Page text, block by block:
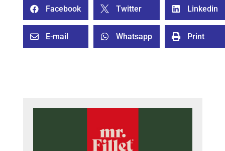
 Facebook  Twitter  Linkedin
 E-mail  Whatsapp  Print